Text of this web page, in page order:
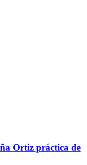
Ortiz práctica de